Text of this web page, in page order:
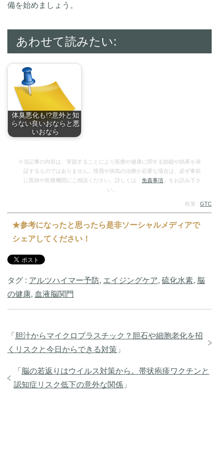
備を始めましょう。
あわせて読みたい:
体臭悪化も!?意外と知
らない良いおならと悪
いおなら
※当記事の内容は、実践することにより医療や健康に関する効能や効果を保
証するものではありません。怪我や病気の治療が必要な場合は、必ず事前
に医師や医療機関にご相談ください。詳しくは「 免責事項 」をお読み下さ
い。
執筆 : GTC
★参考になったと思ったら是非ソーシャルメディアで
シェアしてください！
タグ : アルツハイマー予防, エイジングケア, 硫化水素, 脳
の健康, 血液脳関門
「 胆汁からマイクロプラスチック？胆石や細胞老化を招
くリスクと今日からできる対策 」
「 脳の若返りはウイルス対策から。帯状疱疹ワクチンと
認知症リスク低下の意外な関係 」